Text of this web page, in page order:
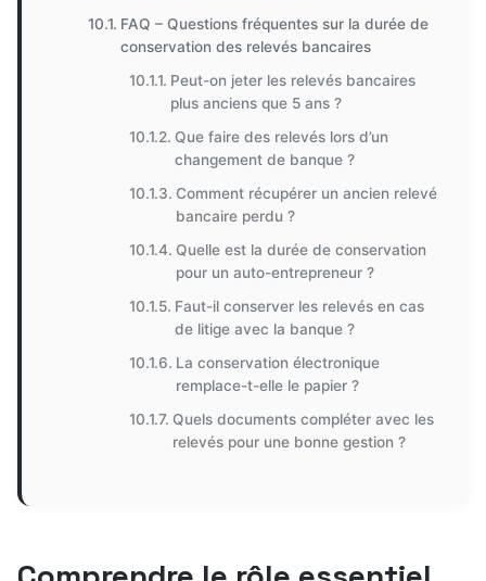
FAQ – Questions fréquentes sur la durée de
conservation des relevés bancaires
Peut-on jeter les relevés bancaires
plus anciens que 5 ans ?
Que faire des relevés lors d’un
changement de banque ?
Comment récupérer un ancien relevé
bancaire perdu ?
Quelle est la durée de conservation
pour un auto-entrepreneur ?
Faut-il conserver les relevés en cas
de litige avec la banque ?
La conservation électronique
remplace-t-elle le papier ?
Quels documents compléter avec les
relevés pour une bonne gestion ?